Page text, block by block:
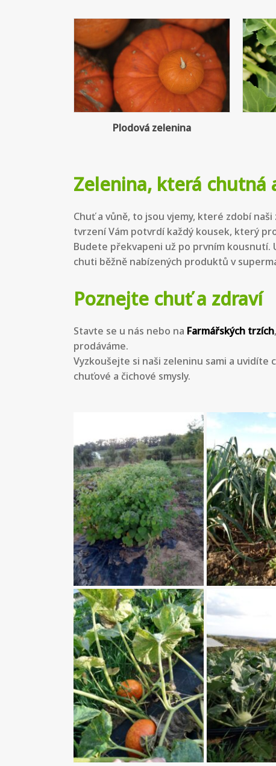
Nezařazené
Zelenina, která chutná
Chuť a vůně, to jsou vjemy, které zdobí
tvrzení Vám potvrdí každý kousek, který
Budete překvapeni už po prvním kousnutí.
chuti běžně nabízených produktů v
Poznejte chuť a zdraví
Stavte se u nás nebo na Farmářských trzích
prodáváme.
Vyzkoušejte si naši zeleninu sami a uvidíte
chuťové a čichové smysly.